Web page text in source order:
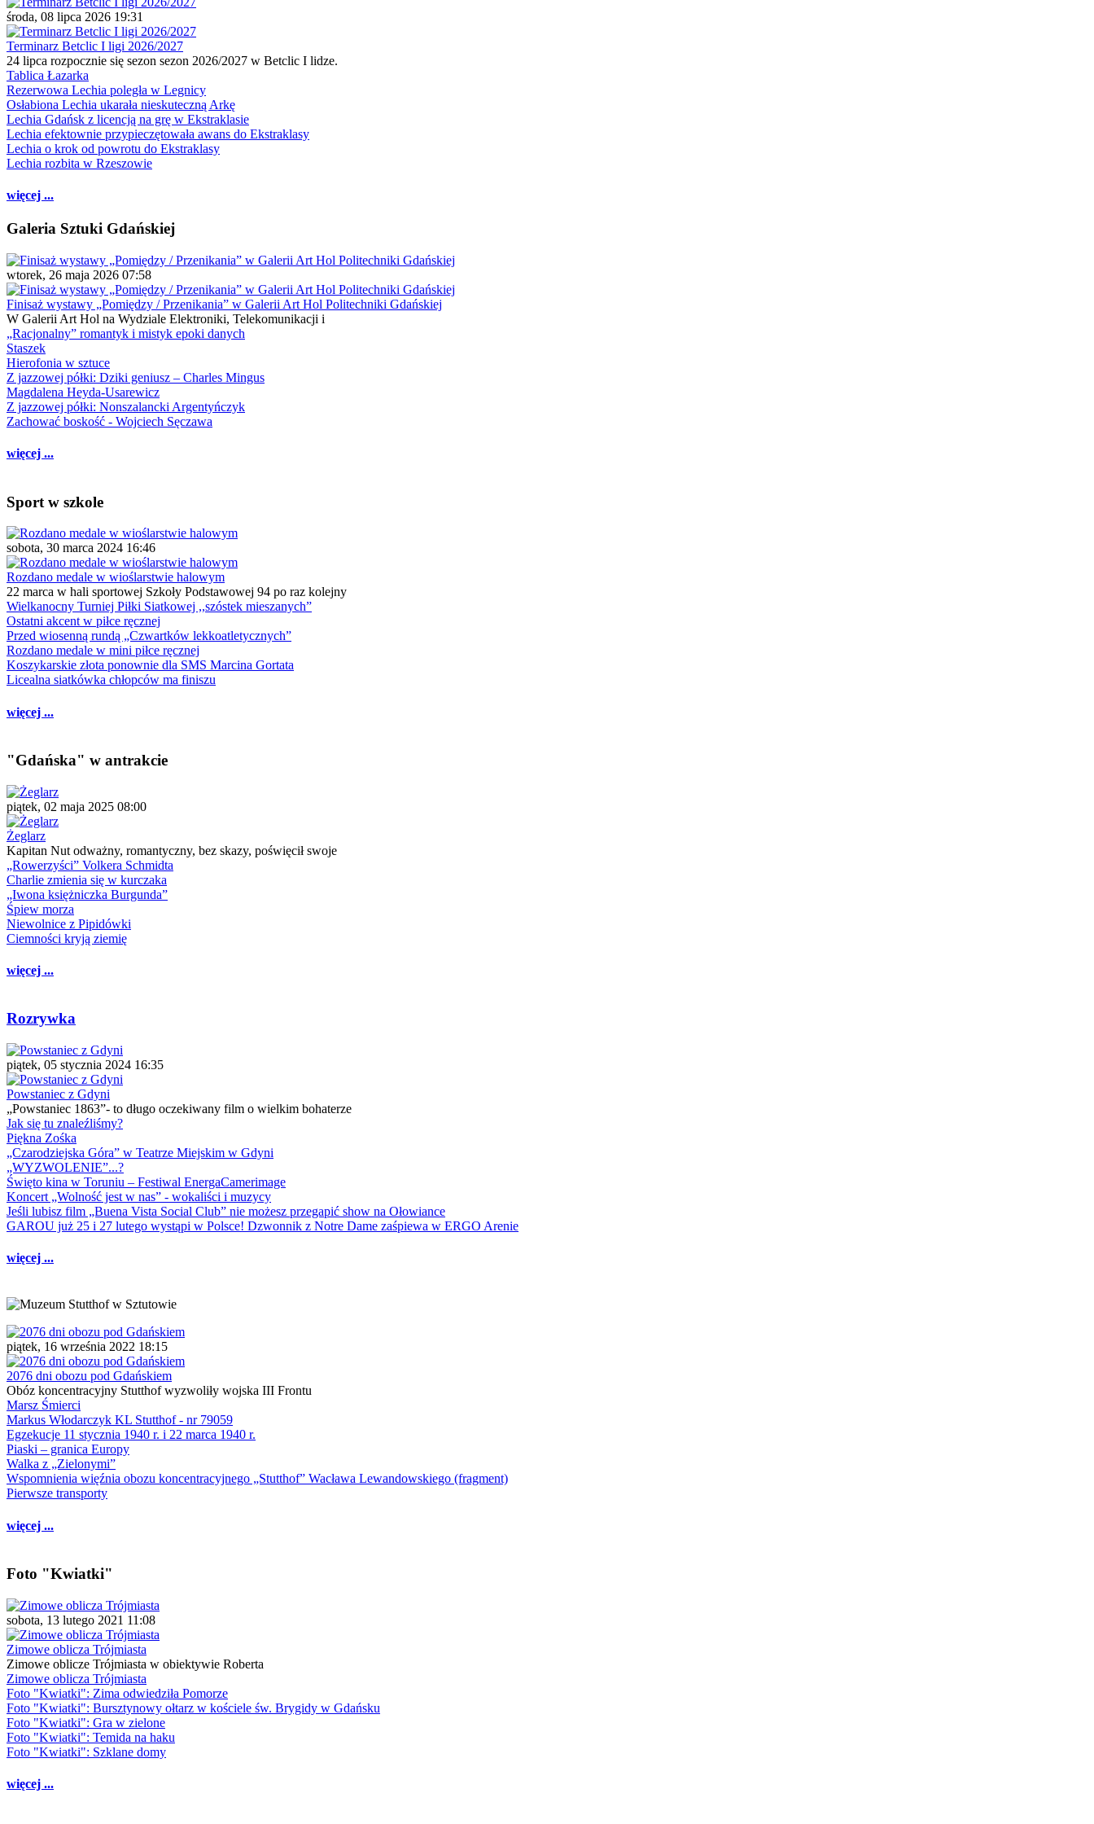
środa, 08 lipca 2026 19:31
Terminarz Betclic I ligi 2026/2027
24 lipca rozpocznie się sezon sezon 2026/2027 w Betclic I lidze.
Tablica Łazarka
Rezerwowa Lechia poległa w Legnicy
Osłabiona Lechia ukarała nieskuteczną Arkę
Lechia Gdańsk z licencją na grę w Ekstraklasie
Lechia efektownie przypieczętowała awans do Ekstraklasy
Lechia o krok od powrotu do Ekstraklasy
Lechia rozbita w Rzeszowie
więcej ...
Galeria Sztuki Gdańskiej
wtorek, 26 maja 2026 07:58
Finisaż wystawy „Pomiędzy / Przenikania” w Galerii Art Hol Politechniki Gdańskiej
W Galerii Art Hol na Wydziale Elektroniki, Telekomunikacji i
„Racjonalny” romantyk i mistyk epoki danych
Staszek
Hierofonia w sztuce
Z jazzowej półki: Dziki geniusz – Charles Mingus
Magdalena Heyda-Usarewicz
Z jazzowej półki: Nonszalancki Argentyńczyk
Zachować boskość - Wojciech Sęczawa
więcej ...
Sport w szkole
sobota, 30 marca 2024 16:46
Rozdano medale w wioślarstwie halowym
22 marca w hali sportowej Szkoły Podstawowej 94 po raz kolejny
Wielkanocny Turniej Piłki Siatkowej ,,szóstek mieszanych”
Ostatni akcent w piłce ręcznej
Przed wiosenną rundą „Czwartków lekkoatletycznych”
Rozdano medale w mini piłce ręcznej
Koszykarskie złota ponownie dla SMS Marcina Gortata
Licealna siatkówka chłopców ma finiszu
więcej ...
"Gdańska" w antrakcie
piątek, 02 maja 2025 08:00
Żeglarz
Kapitan Nut odważny, romantyczny, bez skazy, poświęcił swoje
„Rowerzyści” Volkera Schmidta
Charlie zmienia się w kurczaka
„Iwona księżniczka Burgunda”
Śpiew morza
Niewolnice z Pipidówki
Ciemności kryją ziemię
więcej ...
Rozrywka
piątek, 05 stycznia 2024 16:35
Powstaniec z Gdyni
„Powstaniec 1863”- to długo oczekiwany film o wielkim bohaterze
Jak się tu znaleźliśmy?
Piękna Zośka
„Czarodziejska Góra” w Teatrze Miejskim w Gdyni
„WYZWOLENIE”...?
Święto kina w Toruniu – Festiwal EnergaCamerimage
Koncert „Wolność jest w nas” - wokaliści i muzycy
Jeśli lubisz film „Buena Vista Social Club” nie możesz przegapić show na Ołowiance
GAROU już 25 i 27 lutego wystąpi w Polsce! Dzwonnik z Notre Dame zaśpiewa w ERGO Arenie
więcej ...
piątek, 16 września 2022 18:15
2076 dni obozu pod Gdańskiem
Obóz koncentracyjny Stutthof wyzwoliły wojska III Frontu
Marsz Śmierci
Markus Włodarczyk KL Stutthof - nr 79059
Egzekucje 11 stycznia 1940 r. i 22 marca 1940 r.
Piaski – granica Europy
Walka z „Zielonymi”
Wspomnienia więźnia obozu koncentracyjnego „Stutthof” Wacława Lewandowskiego (fragment)
Pierwsze transporty
więcej ...
Foto "Kwiatki"
sobota, 13 lutego 2021 11:08
Zimowe oblicza Trójmiasta
Zimowe oblicze Trójmiasta w obiektywie Roberta
Zimowe oblicza Trójmiasta
Foto "Kwiatki": Zima odwiedziła Pomorze
Foto "Kwiatki": Bursztynowy ołtarz w kościele św. Brygidy w Gdańsku
Foto "Kwiatki": Gra w zielone
Foto "Kwiatki": Temida na haku
Foto "Kwiatki": Szklane domy
więcej ...